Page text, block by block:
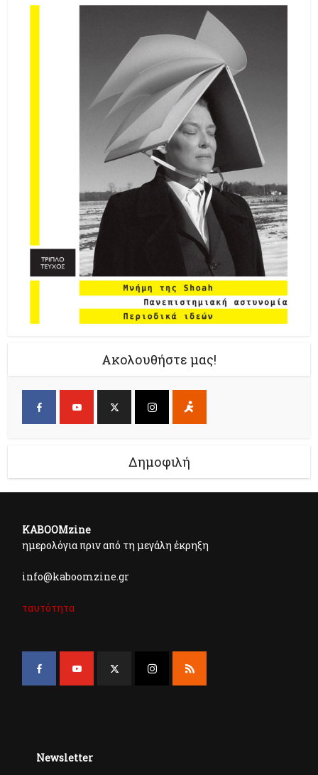
Ακολουθήστε μας!
Δημοφιλή
KABOOMzine
ημερολόγια πριν από τη μεγάλη έκρηξη
info@kaboomzine.gr
ταυτότητα
Newsletter